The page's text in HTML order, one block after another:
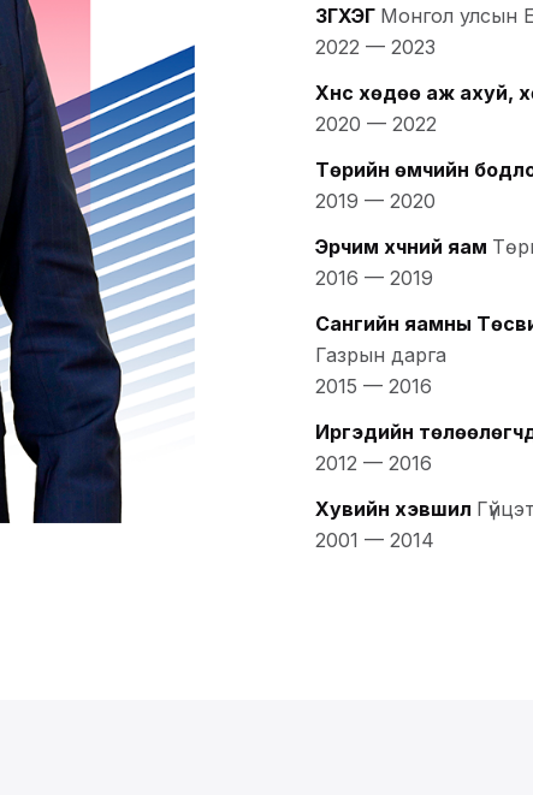
ЗГХЭГ Монгол улсын
2022 — 2023
Хүнс хөдөө аж ахуй,
2020 — 2022
Төрийн өмчийн
2019 — 2020
Эрчим хүчний яам
2016 — 2019
Сангийн яамны
Газрын дарга
2015 — 2016
Иргэдийн
2012 — 2016
Хувийн хэвшил
2001 — 2014